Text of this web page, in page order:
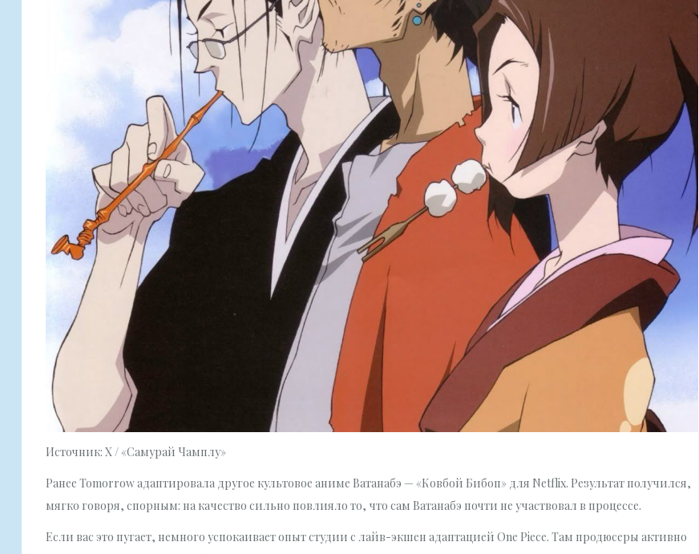
Источник: X / «Самурай Чамплу»
Ранее Tomorrow адаптировала другое культовое аниме Ватанабэ — «Ковбой Бибоп» для Netflix. Результат получился,
мягко говоря, спорным: на качество сильно повлияло то, что сам Ватанабэ почти не участвовал в процессе.
Если вас это пугает, немного успокаивает опыт студии с лайв-экшен адаптацией One Piece. Там продюсеры активно